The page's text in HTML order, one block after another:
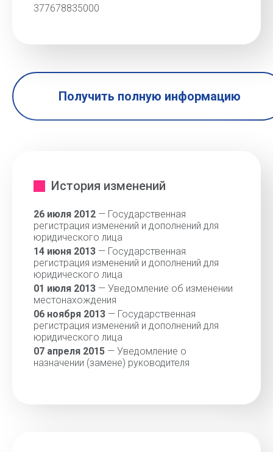
377678835000
Получить полную информацию
История изменений
26 июля 2012 — Государственная
регистрация изменений и дополнений для
юридического лица
14 июня 2013 — Государственная
регистрация изменений и дополнений для
юридического лица
01 июля 2013 — Уведомление об изменении
местонахождения
06 ноября 2013 — Государственная
регистрация изменений и дополнений для
юридического лица
07 апреля 2015 — Уведомление о
назначении (замене) руководителя